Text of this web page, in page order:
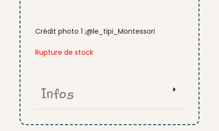
Crédit photo 1 ;@le_tipi_Montessori
Rupture de stock
Infos